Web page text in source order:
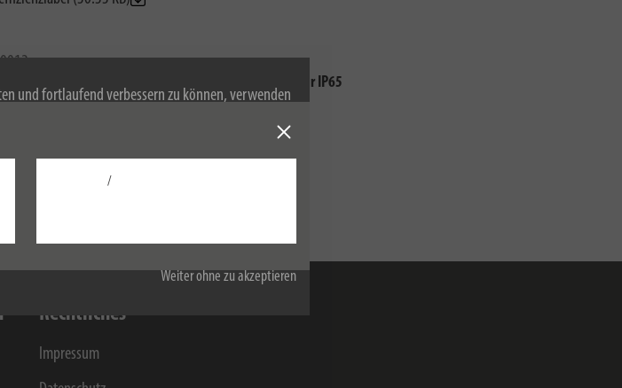
und fortlaufend verbessern zu können, verwenden
stimmen Sie der Verwendung von Cookies zu.
unserer
Weiter ohne zu akzeptieren
/
WL 552 570lm, 5m H05RN-F2, Eurostecker IP65
(40.84 KB)
Rechtliches
Impressum